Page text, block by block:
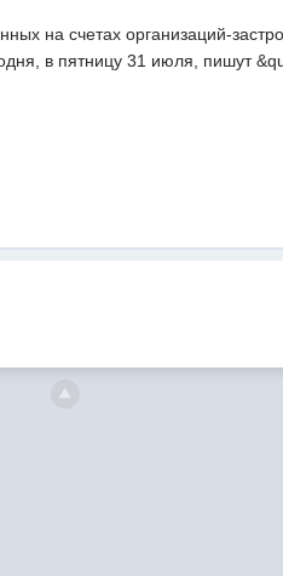
на счетах организаций-
в пятницу 31 июля, пишут